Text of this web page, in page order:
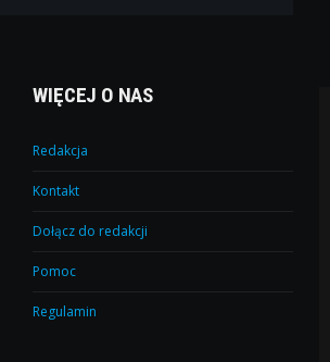
WIĘCEJ O NAS
Redakcja
Kontakt
Dołącz do redakcji
Pomoc
Regulamin